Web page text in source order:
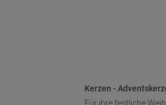
Kerzen -